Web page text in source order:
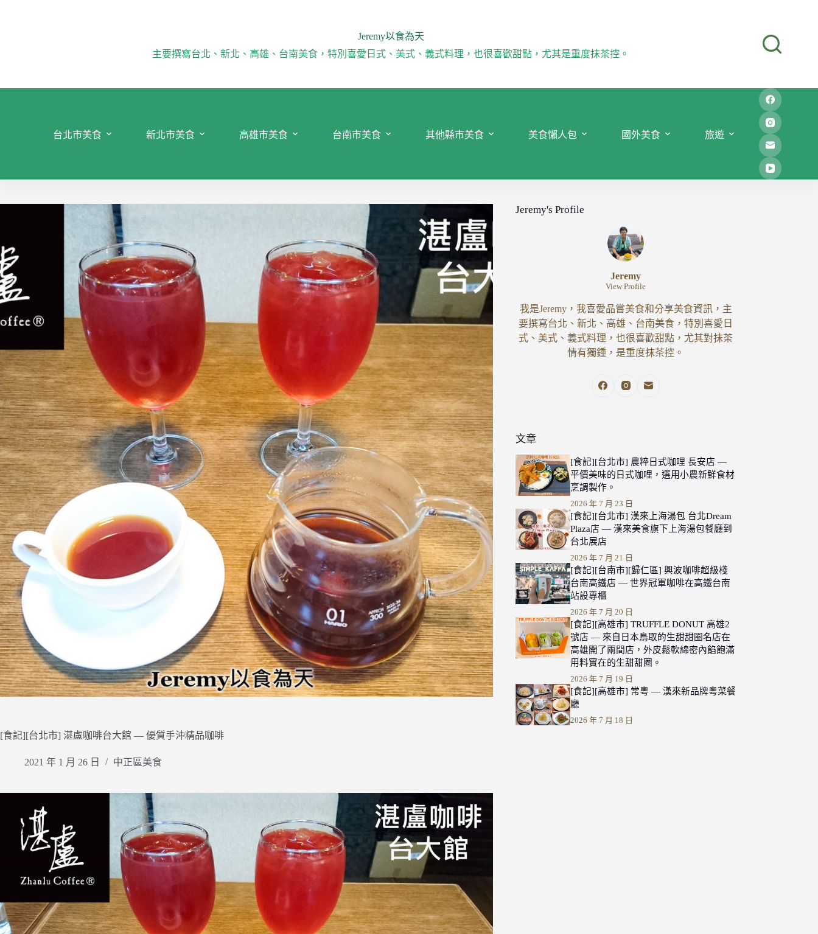
Jeremy以食為天
主要撰寫台北、新北、高雄、台南美食，特別喜愛日式、美式、義式料理，也很喜歡甜點，尤其是重度抹茶控。
台北市美食 新北市美食 高雄市美食 台南市美食 其他縣市美食 美食懶人包 國外美食 旅遊
[食記][台北市] 湛盧咖啡台大館 — 優質手沖精品咖啡
2021 年 1 月 26 日 中正區美食
Jeremy's Profile
Jeremy
View Profile
我是Jeremy，我喜愛品嘗美食和分享美食資訊，主
要撰寫台北、新北、高雄、台南美食，特別喜愛日
式、美式、義式料理，也很喜歡甜點，尤其對抹茶
情有獨鍾，是重度抹茶控。
文章
[食記][台北市] 農粹日式咖哩 長安店 —
平價美味的日式咖哩，選用小農新鮮食材
烹調製作。
2026 年 7 月 23 日
[食記][台北市] 漢來上海湯包 台北Dream
Plaza店 — 漢來美食旗下上海湯包餐廳到
台北展店
2026 年 7 月 21 日
[食記][台南市][歸仁區] 興波咖啡超級棧
台南高鐵店 — 世界冠軍咖啡在高鐵台南
站設專櫃
2026 年 7 月 20 日
[食記][高雄市] TRUFFLE DONUT 高雄2
號店 — 來自日本鳥取的生甜甜圈名店在
高雄開了兩間店，外皮鬆軟綿密內餡飽滿
用料實在的生甜甜圈。
2026 年 7 月 19 日
[食記][高雄市] 常粵 — 漢來新品牌粵菜餐
廳
2026 年 7 月 18 日